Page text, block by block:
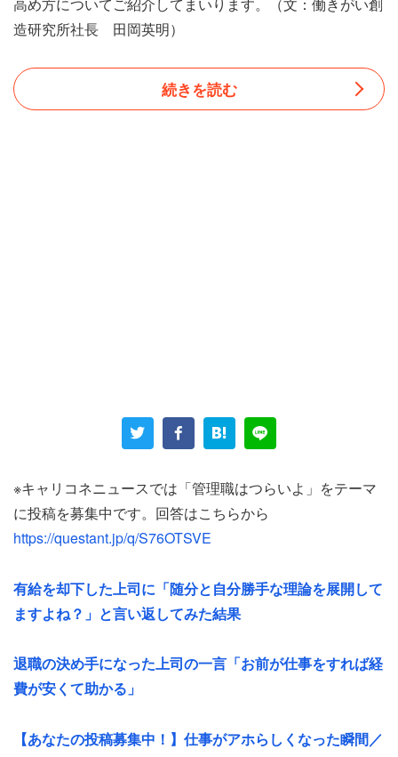
高め方についてご紹介してまいります。（文：働きがい創
造研究所社長 田岡英明）
でしょうか。その根底にあるのはスキル不足というより
も、むしろ「失敗への過剰な恐怖」と「関係者への過剰な
配慮」になります。
現代のビジネス環境は、正解のない「VUCA」の時代で
す。かつてのように「これが正解」というモデルは、なか
生まれやすく、決めることに躊躇してしまうのです。
いくダイバーシティ時代、関係する従業員すべてを納得さ
続きを読む
※キャリコネニュースでは「管理職はつらいよ」をテーマ
に投稿を募集中です。回答はこちらから
https://questant.jp/q/S76OTSVE
有給を却下した上司に「随分と自分勝手な理論を展開して
ますよね？」と言い返してみた結果
退職の決め手になった上司の一言「お前が仕事をすれば経
費が安くて助かる」
【あなたの投稿募集中！】仕事がアホらしくなった瞬間／